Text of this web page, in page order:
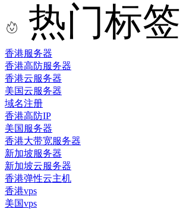
热门标签
香港服务器
香港高防服务器
香港云服务器
美国云服务器
域名注册
香港高防IP
美国服务器
香港大带宽服务器
新加坡服务器
新加坡云服务器
香港弹性云主机
香港vps
美国vps